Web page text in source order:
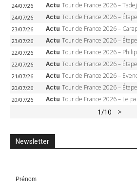
24/07/26 Actu Tour de France 2026 – Tadej Pogacar dompte l’Alpe d’Huez, 5e
24/07/26 Actu Tour de France 2026 – Étape 19 : Pogacar peut-il enfin
23/07/26 Actu Tour de France 2026 – Carapaz en solitaire à Orcières-Merlette, Paret-
23/07/26 Actu Tour de France 2026 – Étape 18 : Qui domptera Orcières-Merlette,
22/07/26 Actu Tour de France 2026 – Philipsen débloque son compteur à Voiron,
22/07/26 Actu Tour de France 2026 – Étape 17 : Pedersen peut-il
21/07/26 Actu Tour de France 2026 – Evenepoel écrase le chrono d’Évian,
20/07/26 Actu Tour de France 2026 – Étape 16 : Evenepoel, Pogacar, Ganna… qui domptera le chrono
20/07/26 Actu Tour de France 2026 – Le parcours officiel complet : 21
1/10 >
Newsletter
Prénom